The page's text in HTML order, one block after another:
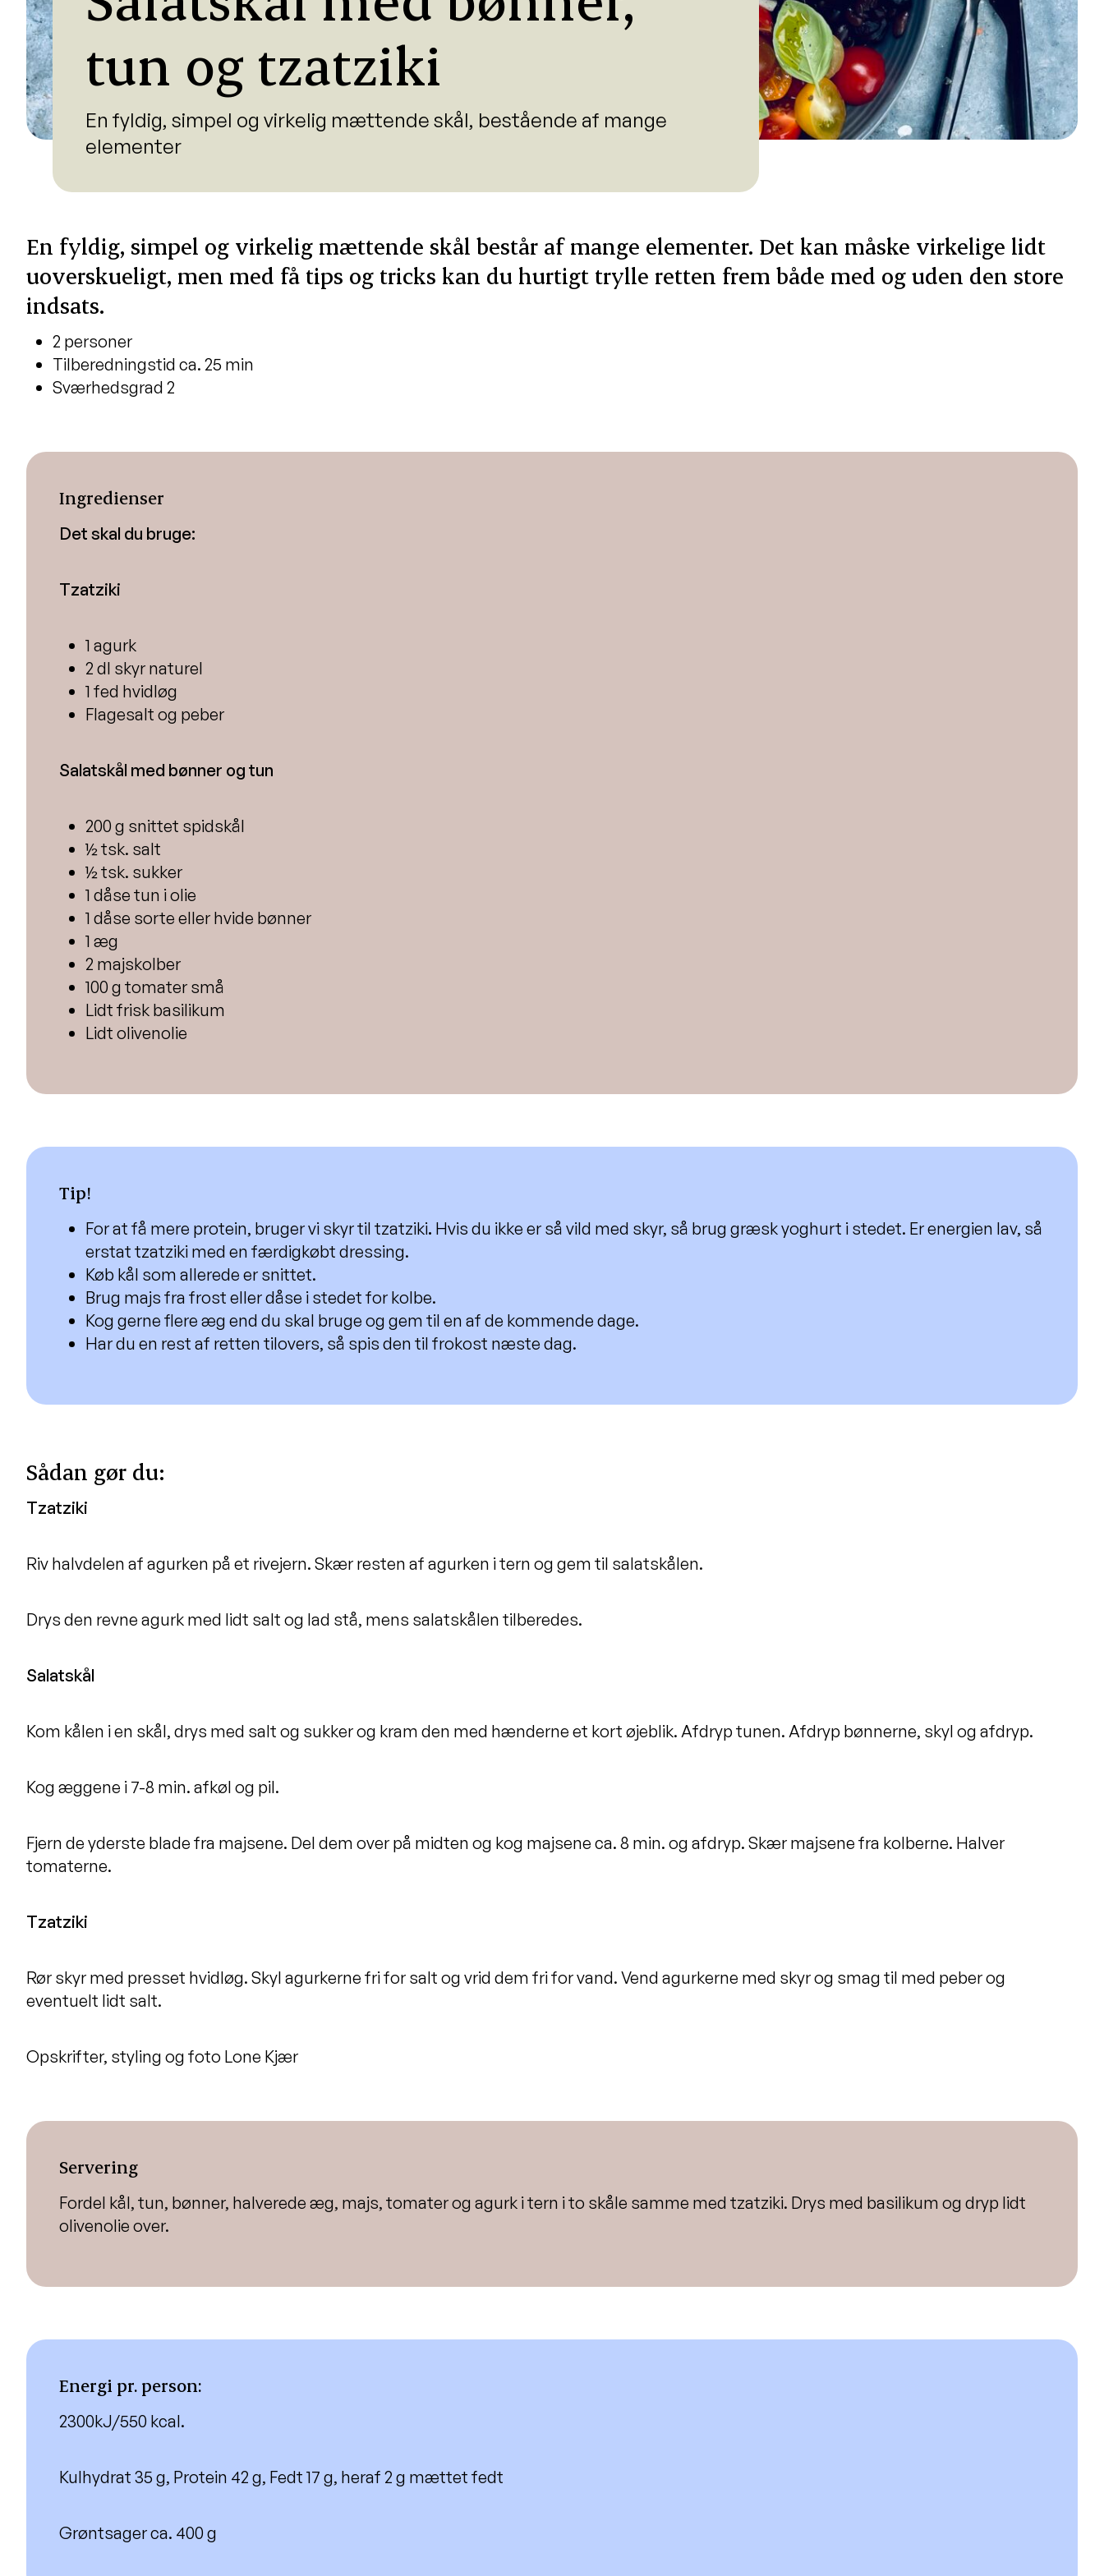
tun og tzatziki
En fyldig, simpel og virkelig mættende skål, bestående af mange
elementer
En fyldig, simpel og virkelig mættende skål består af mange elementer. Det kan måske virkelige lidt
uoverskueligt, men med få tips og tricks kan du hurtigt trylle retten frem både med og uden den store
indsats.
2 personer
Tilberedningstid ca. 25 min
Sværhedsgrad 2
Ingredienser
Det skal du bruge:
Tzatziki
1 agurk
2 dl skyr naturel
1 fed hvidløg
Flagesalt og peber
Salatskål med bønner og tun
200 g snittet spidskål
½ tsk. salt
½ tsk. sukker
1 dåse tun i olie
1 dåse sorte eller hvide bønner
1 æg
2 majskolber
100 g tomater små
Lidt frisk basilikum
Lidt olivenolie
Tip!
For at få mere protein, bruger vi skyr til tzatziki. Hvis du ikke er så vild med skyr, så brug græsk yoghurt i stedet. Er energien lav, så
erstat tzatziki med en færdigkøbt dressing.
Køb kål som allerede er snittet.
Brug majs fra frost eller dåse i stedet for kolbe.
Kog gerne flere æg end du skal bruge og gem til en af de kommende dage.
Har du en rest af retten tilovers, så spis den til frokost næste dag.
Sådan gør du:
Tzatziki
Riv halvdelen af agurken på et rivejern. Skær resten af agurken i tern og gem til salatskålen.
Drys den revne agurk med lidt salt og lad stå, mens salatskålen tilberedes.
Salatskål
Kom kålen i en skål, drys med salt og sukker og kram den med hænderne et kort øjeblik. Afdryp tunen. Afdryp bønnerne, skyl og afdryp.
Kog æggene i 7-8 min. afkøl og pil.
Fjern de yderste blade fra majsene. Del dem over på midten og kog majsene ca. 8 min. og afdryp. Skær majsene fra kolberne. Halver
tomaterne.
Tzatziki
Rør skyr med presset hvidløg. Skyl agurkerne fri for salt og vrid dem fri for vand. Vend agurkerne med skyr og smag til med peber og
eventuelt lidt salt.
Opskrifter, styling og foto Lone Kjær
Servering
Fordel kål, tun, bønner, halverede æg, majs, tomater og agurk i tern i to skåle samme med tzatziki. Drys med basilikum og dryp lidt
olivenolie over.
Energi pr. person:
2300kJ/550 kcal.
Kulhydrat 35 g, Protein 42 g, Fedt 17 g, heraf 2 g mættet fedt
Grøntsager ca. 400 g